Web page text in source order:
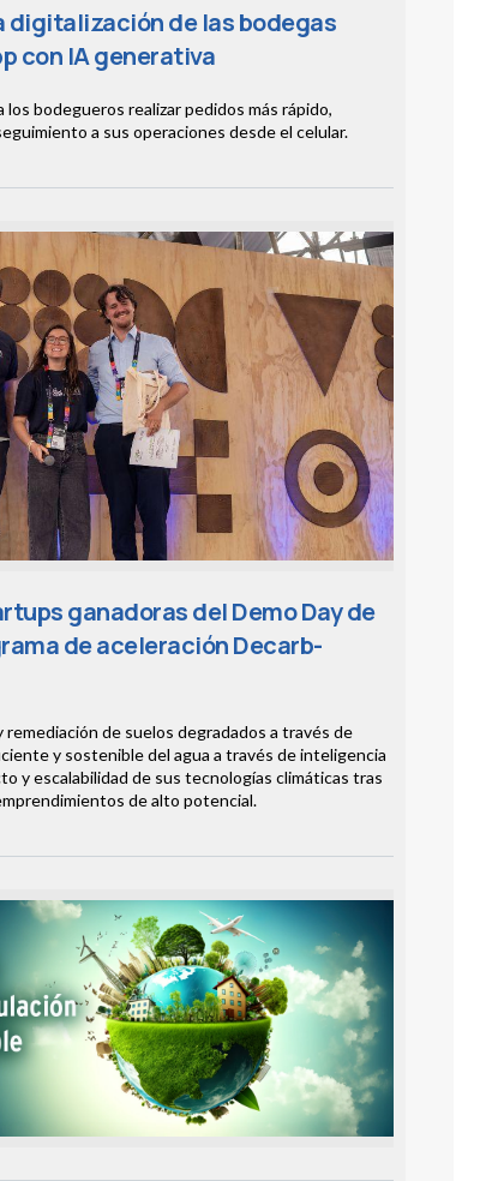
de las bodegas
con IA generativa
bodegueros realizar pedidos más rápido,
a sus operaciones desde el celular.
ganadoras del Demo Day de
de aceleración Decarb-
de suelos degradados a través de
y sostenible del agua a través de inteligencia
y escalabilidad de sus tecnologías climáticas tras
de alto potencial.